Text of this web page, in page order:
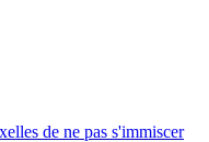
de ne pas s'immiscer